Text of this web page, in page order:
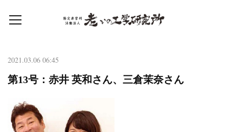
2021.03.06 06:45
第13号：赤井 英和さん、三倉茉奈さん